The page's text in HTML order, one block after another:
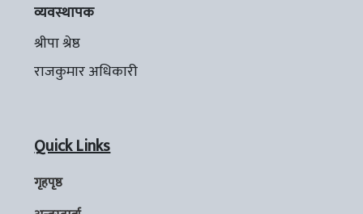
व्यवस्थापक
श्रीपा श्रेष्ठ
राजकुमार अधिकारी
Quick Links
गृहपृष्ठ